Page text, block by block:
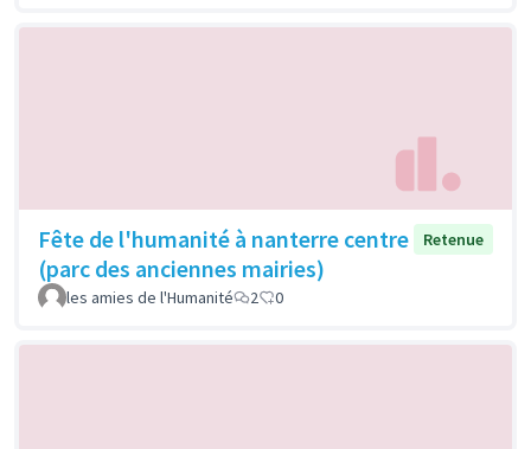
Fête de l'humanité à nanterre centre
(parc des anciennes mairies)
Retenue
les amies de l'Humanité 2 0